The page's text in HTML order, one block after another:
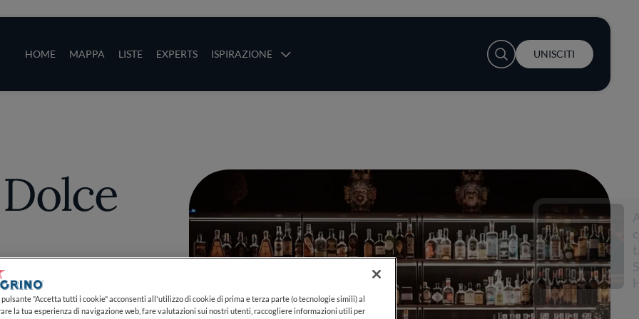
HOME MAPPA LISTE EXPERTS ISPIRAZIONE
User account menu
UNISCITI
Accendi la
conversazione a
tavola con
S.Pellegrino e Lewis
Hamilton
"Accetta tutti i cookie" acconsenti all'utilizzo di cookie di prima e terza parte (o tecnologie simili) al
la tua esperienza di navigazione web, fare valutazioni sui nostri utenti, raccogliere informazioni utili per